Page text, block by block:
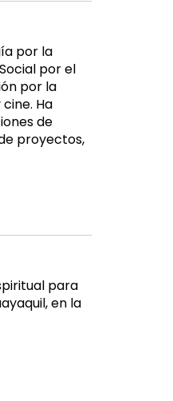
por la
por el
por la
Ha
de
proyectos,
para
en la